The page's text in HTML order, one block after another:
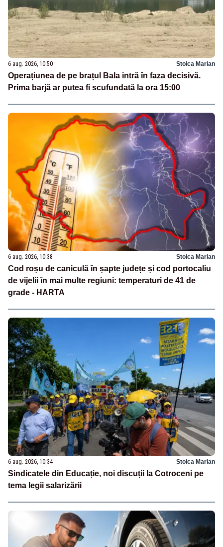
6 aug. 2026, 10:50 Stoica Marian
Operațiunea de pe brațul Bala intră în faza decisivă.
Prima barjă ar putea fi scufundată la ora 15:00
6 aug. 2026, 10:38 Stoica Marian
Cod roșu de caniculă în șapte județe și cod portocaliu
de vijelii în mai multe regiuni: temperaturi de 41 de
grade - HARTA
6 aug. 2026, 10:34 Stoica Marian
Sindicatele din Educație, noi discuții la Cotroceni pe
tema legii salarizării